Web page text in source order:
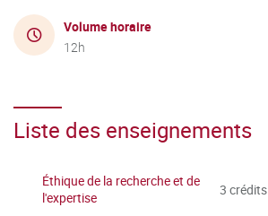
Volume horaire
12h
Liste des enseignements
Éthique de la recherche et de
l'expertise
3 crédits